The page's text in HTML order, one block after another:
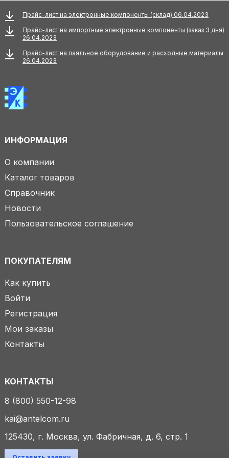
Прайс-лист на электронные компоненты (склад) 06.04.2023
Прайс-лист на импортные электронные компоненты (заказ 3 дня)
26.04.2023
Прайс-лист на паяльное оборудование и расходные материалы
26.04.2023
ИНФОРМАЦИЯ
О компании
Каталог товаров
Справочник
Новости
Пользовательское соглашение
ПОКУПАТЕЛЯМ
Как купить
Войти
Регистрация
Мои заказы
Контакты
КОНТАКТЫ
8 (800) 550-12-98
kai@antelcom.ru
125430, г. Москва, ул. Фабричная, д. 6, стр. 1